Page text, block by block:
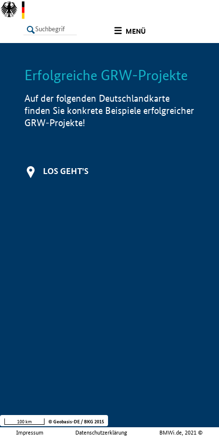
MENÜ
LISTE Info
Erfolgreiche GRW-Projekte
Auf der folgenden Deutschlandkarte
finden Sie konkrete Beispiele erfolgreicher
GRW-Projekte!
LOS GEHT'S
Impressum Datenschutzerklärung BMWi.de, 2021 ©
100 km © Geobasis-DE / BKG 2015